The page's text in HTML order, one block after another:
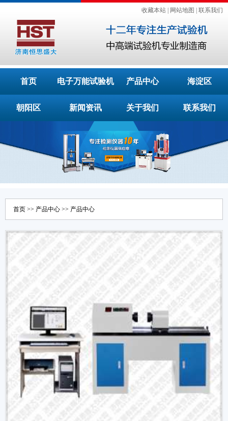
收藏本站 网站地图 联系我们
首页 电子万能试验机 产品中心 海淀区
朝阳区 新闻资讯 关于我们 联系我们
首页 >> 产品中心 >> 产品中心